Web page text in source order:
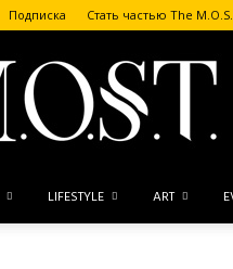
Подписка Стать частью The
The
LIFESTYLE ART